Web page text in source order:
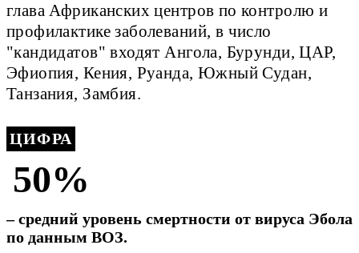
глава Африканских центров по контролю и
профилактике заболеваний, в число
"кандидатов" входят Ангола, Бурунди, ЦАР,
Эфиопия, Кения, Руанда, Южный Судан,
Танзания, Замбия.
ЦИФРА
50%
– средний уровень смертности от вируса Эбола
по данным ВОЗ.